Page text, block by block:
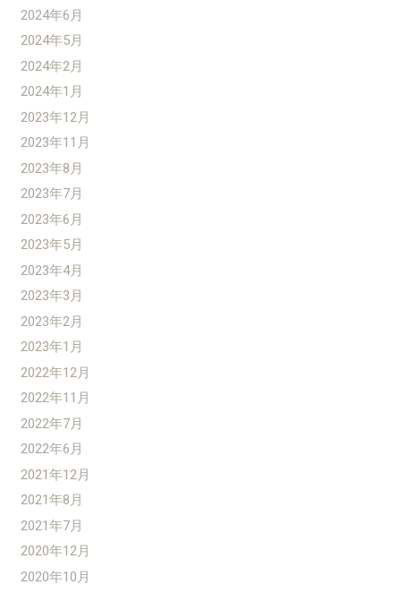
2024年6月
2024年5月
2024年2月
2024年1月
2023年12月
2023年11月
2023年8月
2023年7月
2023年6月
2023年5月
2023年4月
2023年3月
2023年2月
2023年1月
2022年12月
2022年11月
2022年7月
2022年6月
2021年12月
2021年8月
2021年7月
2020年12月
2020年10月